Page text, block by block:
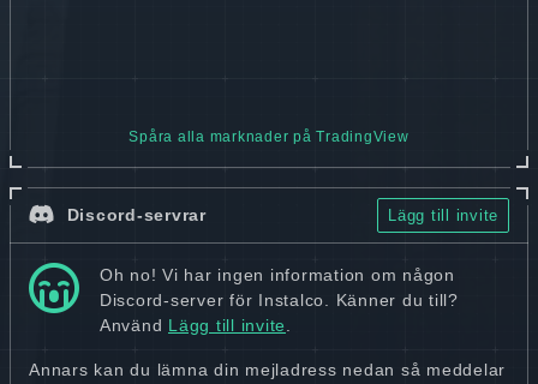
Spåra alla marknader på TradingView
Discord-servrar Lägg till invite
Oh no! Vi har ingen information om någon
Discord-server för Instalco. Känner du till?
Använd Lägg till invite.
Annars kan du lämna din mejladress nedan så meddelar